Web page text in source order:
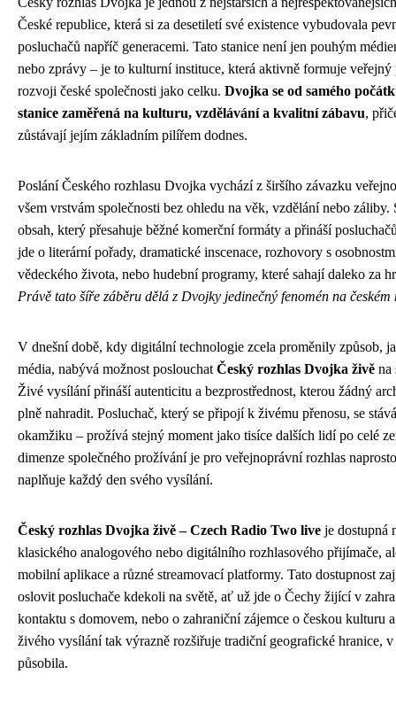
České republice, která si za desetiletí své existence vybudovala
posluchačů napříč generacemi. Tato stanice není jen pouhým
nebo zprávy – je to kulturní instituce, která aktivně formuje veřejný
rozvoji české společnosti jako celku. Dvojka se od samého
stanice zaměřená na kulturu, vzdělávání a kvalitní zábavu,
zůstávají jejím základním pilířem dodnes.
Poslání Českého rozhlasu Dvojka vychází z širšího závazku
všem vrstvám společnosti bez ohledu na věk, vzdělání nebo záliby.
obsah, který přesahuje běžné komerční formáty a přináší
jde o literární pořady, dramatické inscenace, rozhovory s
vědeckého života, nebo hudební programy, které sahají daleko za
Právě tato šíře záběru dělá z Dvojky jedinečný fenomén na
V dnešní době, kdy digitální technologie zcela proměnily způsob,
média, nabývá možnost poslouchat Český rozhlas Dvojka živě na
Živé vysílání přináší autenticitu a bezprostřednost, kterou žádný
plně nahradit. Posluchač, který se připojí k živému přenosu, se
okamžiku – prožívá stejný moment jako tisíce dalších lidí po celé
dimenze společného prožívání je pro veřejnoprávní rozhlas
naplňuje každý den svého vysílání.
Český rozhlas Dvojka živě – Czech Radio Two live je dostupná
klasického analogového nebo digitálního rozhlasového přijímače,
mobilní aplikace a různé streamovací platformy. Tato dostupnost
oslovit posluchače kdekoli na světě, ať už jde o Čechy žijící v
kontaktu s domovem, nebo o zahraniční zájemce o českou kulturu
živého vysílání tak výrazně rozšiřuje tradiční geografické hranice,
působila.